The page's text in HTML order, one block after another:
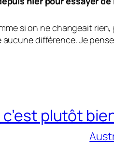
si on ne changeait
différence. Je
plutôt